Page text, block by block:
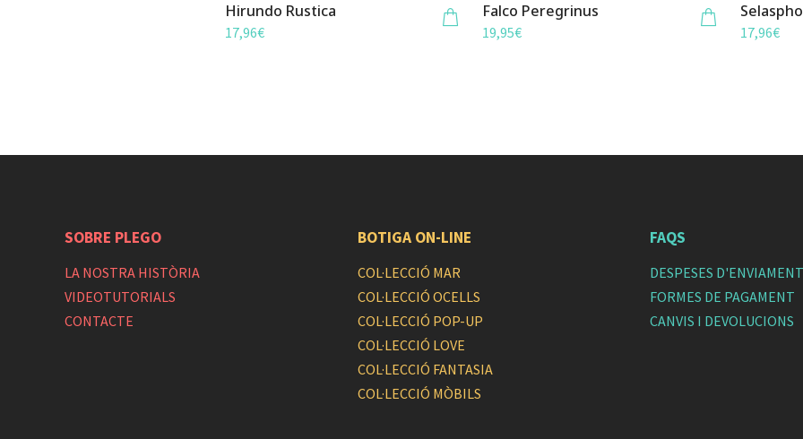
Hirundo Rustica
17,96€
Falco Peregrinus
19,95€ 17,96€
SOBRE PLEGO
LA NOSTRA HISTÒRIA
VIDEOTUTORIALS
CONTACTE
BOTIGA ON-LINE
COL·LECCIÓ MAR
COL·LECCIÓ OCELLS
COL·LECCIÓ POP-UP
COL·LECCIÓ LOVE
COL·LECCIÓ FANTASIA
COL·LECCIÓ MÒBILS
FAQS
DESPESES
FORMES DE PAGAMENT
CANVIS I DEVOLUCIONS